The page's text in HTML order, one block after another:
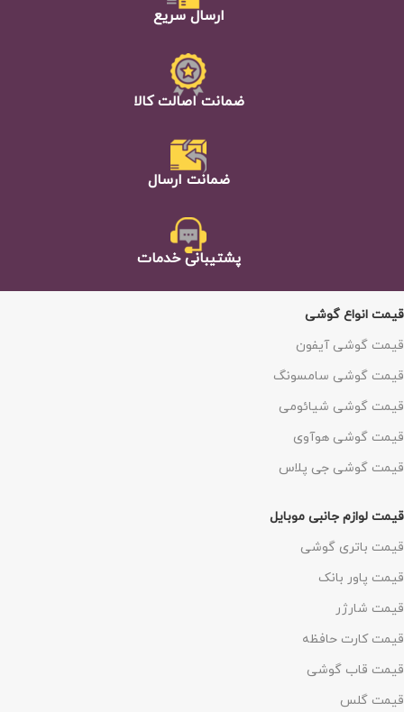
ارسال سریع
ضمانت اصالت كالا
ضمانت ارسال
پشتيبانی خدمات
قیمت انواع گوشی
قیمت گوشی آیفون
قیمت گوشی سامسونگ
قیمت گوشی شیائومی
قیمت گوشی هوآوی
قیمت گوشی جی پلاس
قیمت لوازم جانبی موبایل
قیمت باتری گوشی
قیمت پاور بانک
قیمت شارژر
قیمت کارت حافظه
قیمت قاب گوشی
قیمت گلس